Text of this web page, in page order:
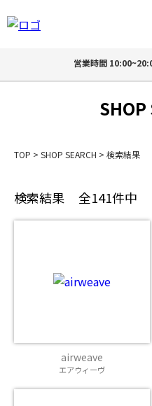
営業時間
SHOP
TOP > SHOP SEARCH > 検索結果
検索結果 全141件中
airweave
エアウィーヴ